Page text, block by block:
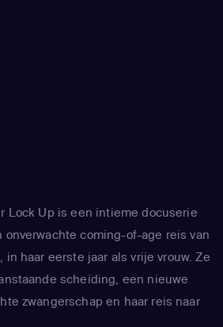
Lock Up is een intieme docuserie
onverwachte coming-of-age reis van
in haar eerste jaar als vrije vrouw. Ze
scheiding, een nieuwe
zwangerschap en haar reis naar